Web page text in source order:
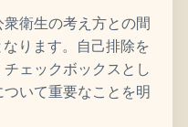
衛生の考え方との間
ります。自己排除を
ェックボックスとし
いて重要なことを明